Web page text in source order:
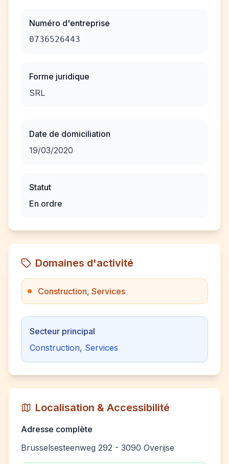
Numéro d'entreprise
0736526443
Forme juridique
SRL
Date de domiciliation
19/03/2020
Statut
En ordre
Domaines d'activité
Construction, Services
Secteur principal
Construction, Services
Localisation & Accessibilité
Adresse complète
Brusselsesteenweg 292 - 3090 Overijse